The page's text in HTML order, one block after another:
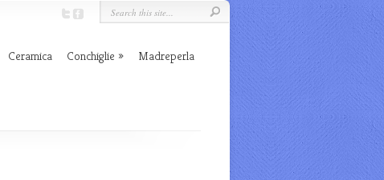
Ceramica Conchiglie Madreperla